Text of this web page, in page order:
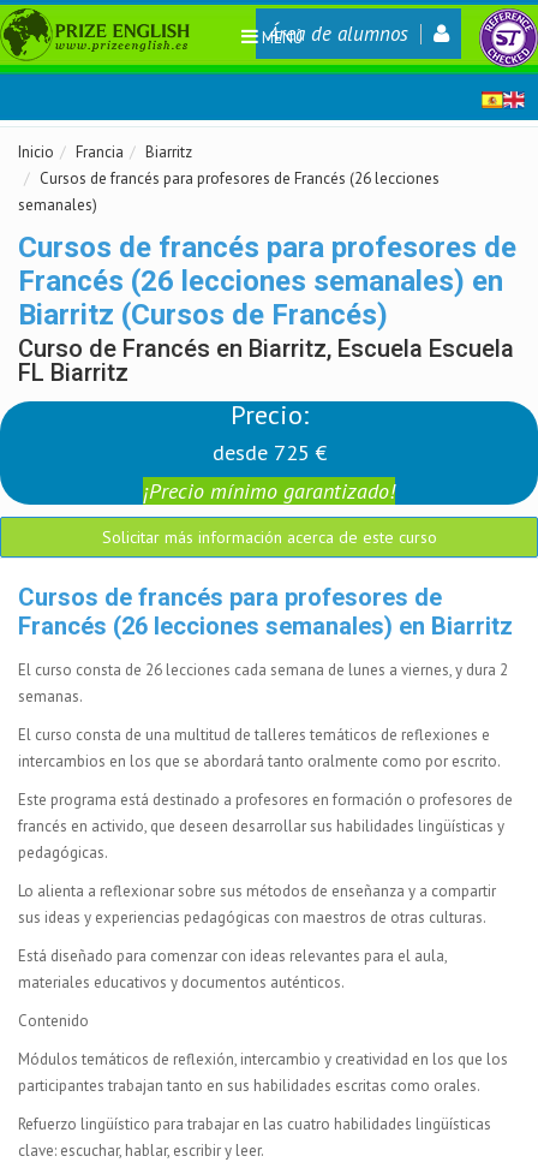
Área de alumnos
MENÚ
Inicio Francia
Biarritz
Cursos de francés para profesores de Francés (26 lecciones
semanales)
Cursos de francés para profesores de
Francés (26 lecciones semanales) en
Biarritz (Cursos de Francés)
Curso de Francés en Biarritz, Escuela Escuela
FL Biarritz
Precio:
desde 725 €
¡Precio mínimo garantizado!
Solicitar más información acerca de este curso
Cursos de francés para profesores de
Francés (26 lecciones semanales) en Biarritz
El curso consta de 26 lecciones cada semana de lunes a viernes, y dura 2
semanas.
El curso consta de una multitud de talleres temáticos de reflexiones e
intercambios en los que se abordará tanto oralmente como por escrito.
Este programa está destinado a profesores en formación o profesores de
francés en activido, que deseen desarrollar sus habilidades lingüísticas y
pedagógicas.
Lo alienta a reflexionar sobre sus métodos de enseñanza y a compartir
sus ideas y experiencias pedagógicas con maestros de otras culturas.
Está diseñado para comenzar con ideas relevantes para el aula,
materiales educativos y documentos auténticos.
Contenido
Módulos temáticos de reflexión, intercambio y creatividad en los que los
participantes trabajan tanto en sus habilidades escritas como orales.
Refuerzo lingüístico para trabajar en las cuatro habilidades lingüísticas
clave: escuchar, hablar, escribir y leer.